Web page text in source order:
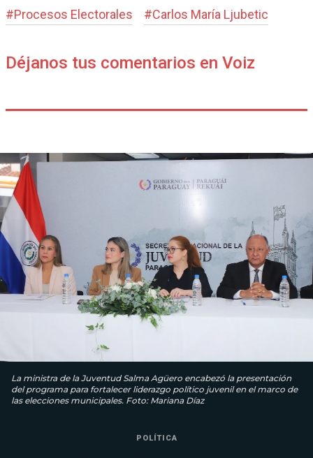
#Procesos Electorales #Carlos María Ljubetic
Déjanos tus comentarios en Voiz
La ministra de la Juventud Salma Agüero encabezó la presentación
del programa para fortalecer liderazgo político juvenil en el marco de
las elecciones municipales. Foto: Mariana Díaz
POLÍTICA